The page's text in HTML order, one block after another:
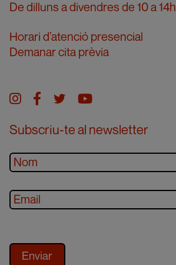
De dilluns a divendres de 10 a 14h
Horari d’atenció presencial
Demanar cita prèvia
Instagram
facebook
twitteryoutube
Subscriu-te al newsletter